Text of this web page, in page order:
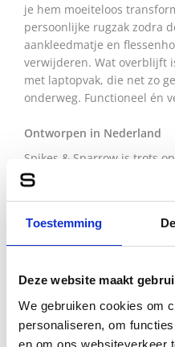
Toestemming
Deze website maakt
We gebruiken cookies om
personaliseren, om
en om ons websiteverkeer
je hem moeiteloos
persoonlijke rugzak zodra
aankleedmatje en
verwijderen. Wat overblijft
met laptopvak, die net zo
onderweg. Functioneel én
Ontworpen in Nederland
Spikes & Sparrow is trots
onze tassen zijn ontworpen
Chicago tas in Brandy is
Een mix van tijdloosheid
Beschikbaar in drie kleuren
Naast de warme Brandy
ook verkrijgbaar in